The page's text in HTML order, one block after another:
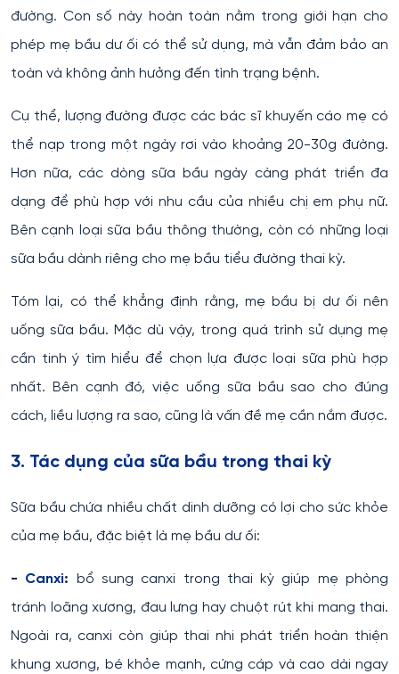
đường. Con số này hoàn toàn nằm trong giới hạn cho
phép mẹ bầu dư ối có thể sử dụng, mà vẫn đảm bảo an
toàn và không ảnh hưởng đến tình trạng bệnh.
Cụ thể, lượng đường được các bác sĩ khuyến cáo mẹ có
thể nạp trong một ngày rơi vào khoảng 20-30g đường.
Hơn nữa, các dòng sữa bầu ngày càng phát triển đa
dạng để phù hợp với nhu cầu của nhiều chị em phụ nữ.
Bên cạnh loại sữa bầu thông thường, còn có những loại
sữa bầu dành riêng cho mẹ bầu tiểu đường thai kỳ.
Tóm lại, có thể khẳng định rằng, mẹ bầu bị dư ối nên
uống sữa bầu. Mặc dù vậy, trong quá trình sử dụng mẹ
cần tinh ý tìm hiểu để chọn lựa được loại sữa phù hợp
nhất. Bên cạnh đó, việc uống sữa bầu sao cho đúng
cách, liều lượng ra sao, cũng là vấn đề mẹ cần nắm được.
3. Tác dụng của sữa bầu trong thai kỳ
Sữa bầu chứa nhiều chất dinh dưỡng có lợi cho sức khỏe
của mẹ bầu, đặc biệt là mẹ bầu dư ối:
- Canxi: bổ sung canxi trong thai kỳ giúp mẹ phòng
tránh loãng xương, đau lưng hay chuột rút khi mang thai.
Ngoài ra, canxi còn giúp thai nhi phát triển hoàn thiện
khung xương, bé khỏe mạnh, cứng cáp và cao dài ngay